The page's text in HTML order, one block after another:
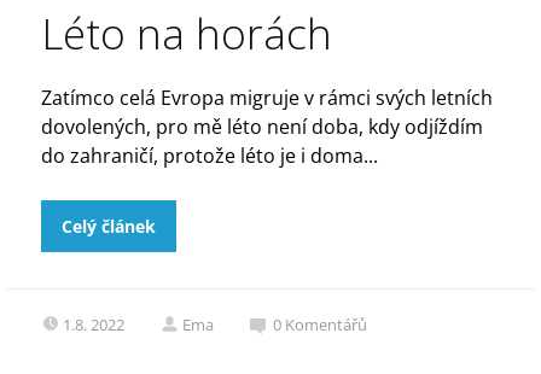
Léto na horách
Zatímco celá Evropa migruje v rámci svých letních
dovolených, pro mě léto není doba, kdy odjíždím
do zahraničí, protože léto je i doma...
Celý článek
1.8. 2022 Ema 0 Komentářů